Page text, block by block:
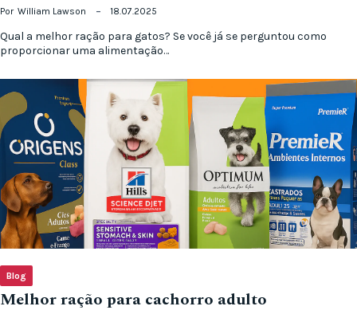
Por William Lawson 18.07.2025
Qual a melhor ração para gatos? Se você já se perguntou como
proporcionar uma alimentação…
Blog
Melhor ração para cachorro adulto